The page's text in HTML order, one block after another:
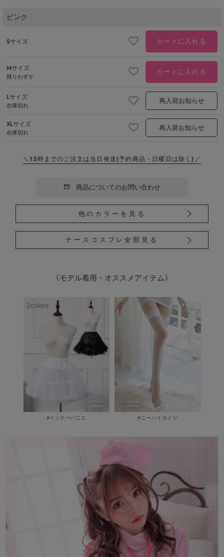
ピンク
Sサイズ カートに入れる
Mサイズ
残りわずか カートに入れる
Lサイズ
在庫切れ 再入荷お知らせ
XLサイズ
在庫切れ 再入荷お知らせ
＼15時までのご注文は当日発送(予約商品・日曜日は除く)／
商品についてのお問い合わせ
他のカラーを見る
ナースコスプレ全部見る
《モデル着用・オススメアイテム》
#インナーパニエ #ニーハイタイツ